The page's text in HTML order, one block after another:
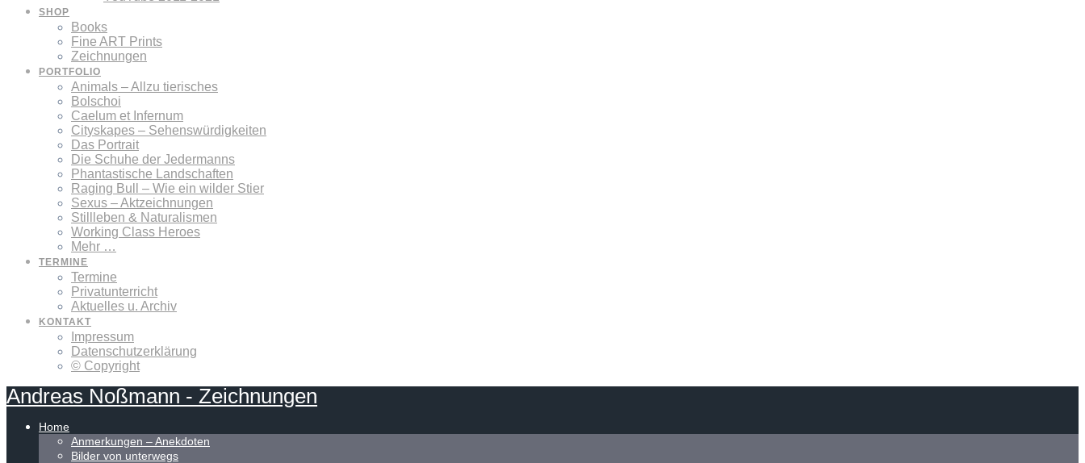
SHOP
Books
Fine ART Prints
Zeichnungen
PORTFOLIO
Animals – Allzu tierisches
Bolschoi
Caelum et Infernum
Cityskapes – Sehenswürdigkeiten
Das Portrait
Die Schuhe der Jedermanns
Phantastische Landschaften
Raging Bull – Wie ein wilder Stier
Sexus – Aktzeichnungen
Stillleben & Naturalismen
Working Class Heroes
Mehr …
TERMINE
Termine
Privatunterricht
Aktuelles u. Archiv
KONTAKT
Impressum
Datenschutzerklärung
© Copyright
Andreas Noßmann - Zeichnungen
Home
Anmerkungen – Anekdoten
Bilder von unterwegs